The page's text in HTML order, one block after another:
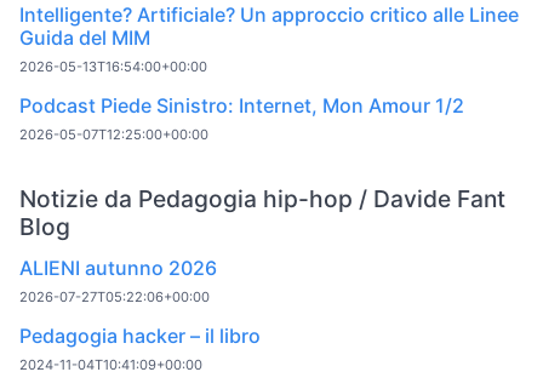
Intelligente? Artificiale? Un approccio critico alle Linee
Guida del MIM
2026-05-13T16:54:00+00:00
Podcast Piede Sinistro: Internet, Mon Amour 1/2
2026-05-07T12:25:00+00:00
Notizie da Pedagogia hip-hop / Davide Fant
Blog
ALIENI autunno 2026
2026-07-27T05:22:06+00:00
Pedagogia hacker – il libro
2024-11-04T10:41:09+00:00